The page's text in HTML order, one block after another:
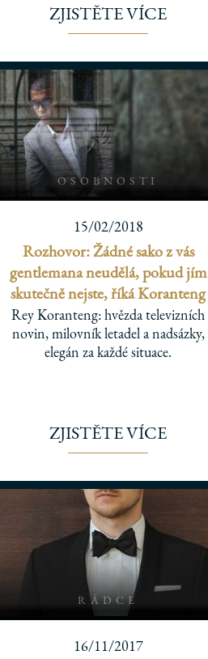
ZJISTĚTE VÍCE
OSOBNOSTI
15/02/2018
Rozhovor: Žádné sako z vás
gentlemana neudělá, pokud jím
skutečně nejste, říká Koranteng
Rey Koranteng: hvězda televizních
novin, milovník letadel a nadsázky,
elegán za každé situace.
ZJISTĚTE VÍCE
RÁDCE
16/11/2017